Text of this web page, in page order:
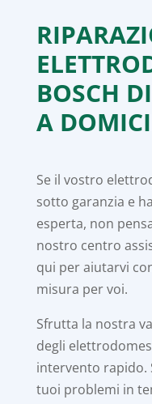
BOSCH
A
Se il vostro
sotto garanzia e
esperta, non
nostro centro
qui per aiutarvi
misura per voi.
Sfrutta la nostra
degli
intervento rapido.
tuoi problemi in